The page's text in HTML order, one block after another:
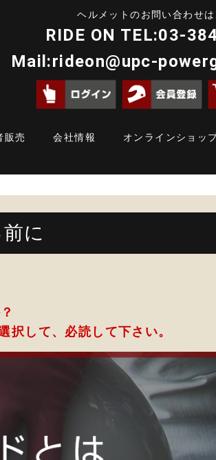
ヘルメットのお問い合わせは
RIDE ON TEL:03-
Mail:rideon@upc-
販売 会社情報 オンラインショッ
に
択して、 必読して下さい。